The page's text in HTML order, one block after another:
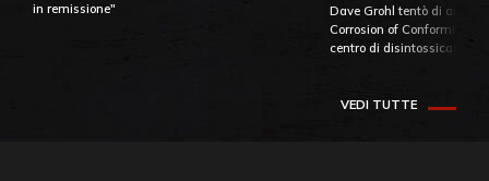
in remissione"
Dave Grohl tentò di
Corrosion of Conformity
centro di
VEDI TUTTE